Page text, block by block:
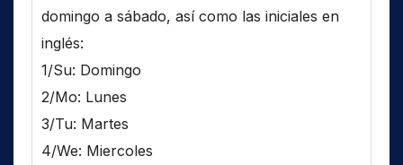
domingo a sábado, así como las iniciales en
inglés:
1/Su: Domingo
2/Mo: Lunes
3/Tu: Martes
4/We: Miercoles